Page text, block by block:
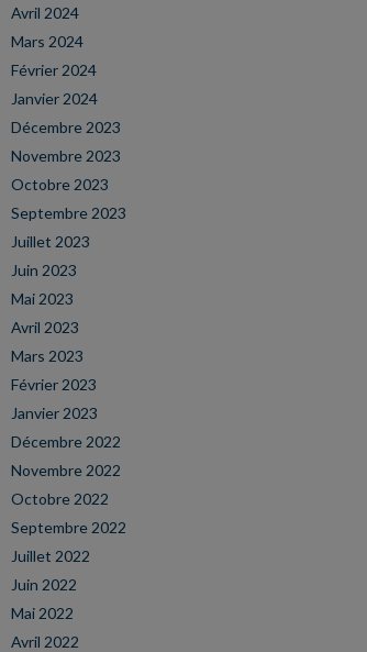
Avril 2024
Mars 2024
Février 2024
Janvier 2024
Décembre 2023
Novembre 2023
Octobre 2023
Septembre 2023
Juillet 2023
Juin 2023
Mai 2023
Avril 2023
Mars 2023
Février 2023
Janvier 2023
Décembre 2022
Novembre 2022
Octobre 2022
Septembre 2022
Juillet 2022
Juin 2022
Mai 2022
Avril 2022